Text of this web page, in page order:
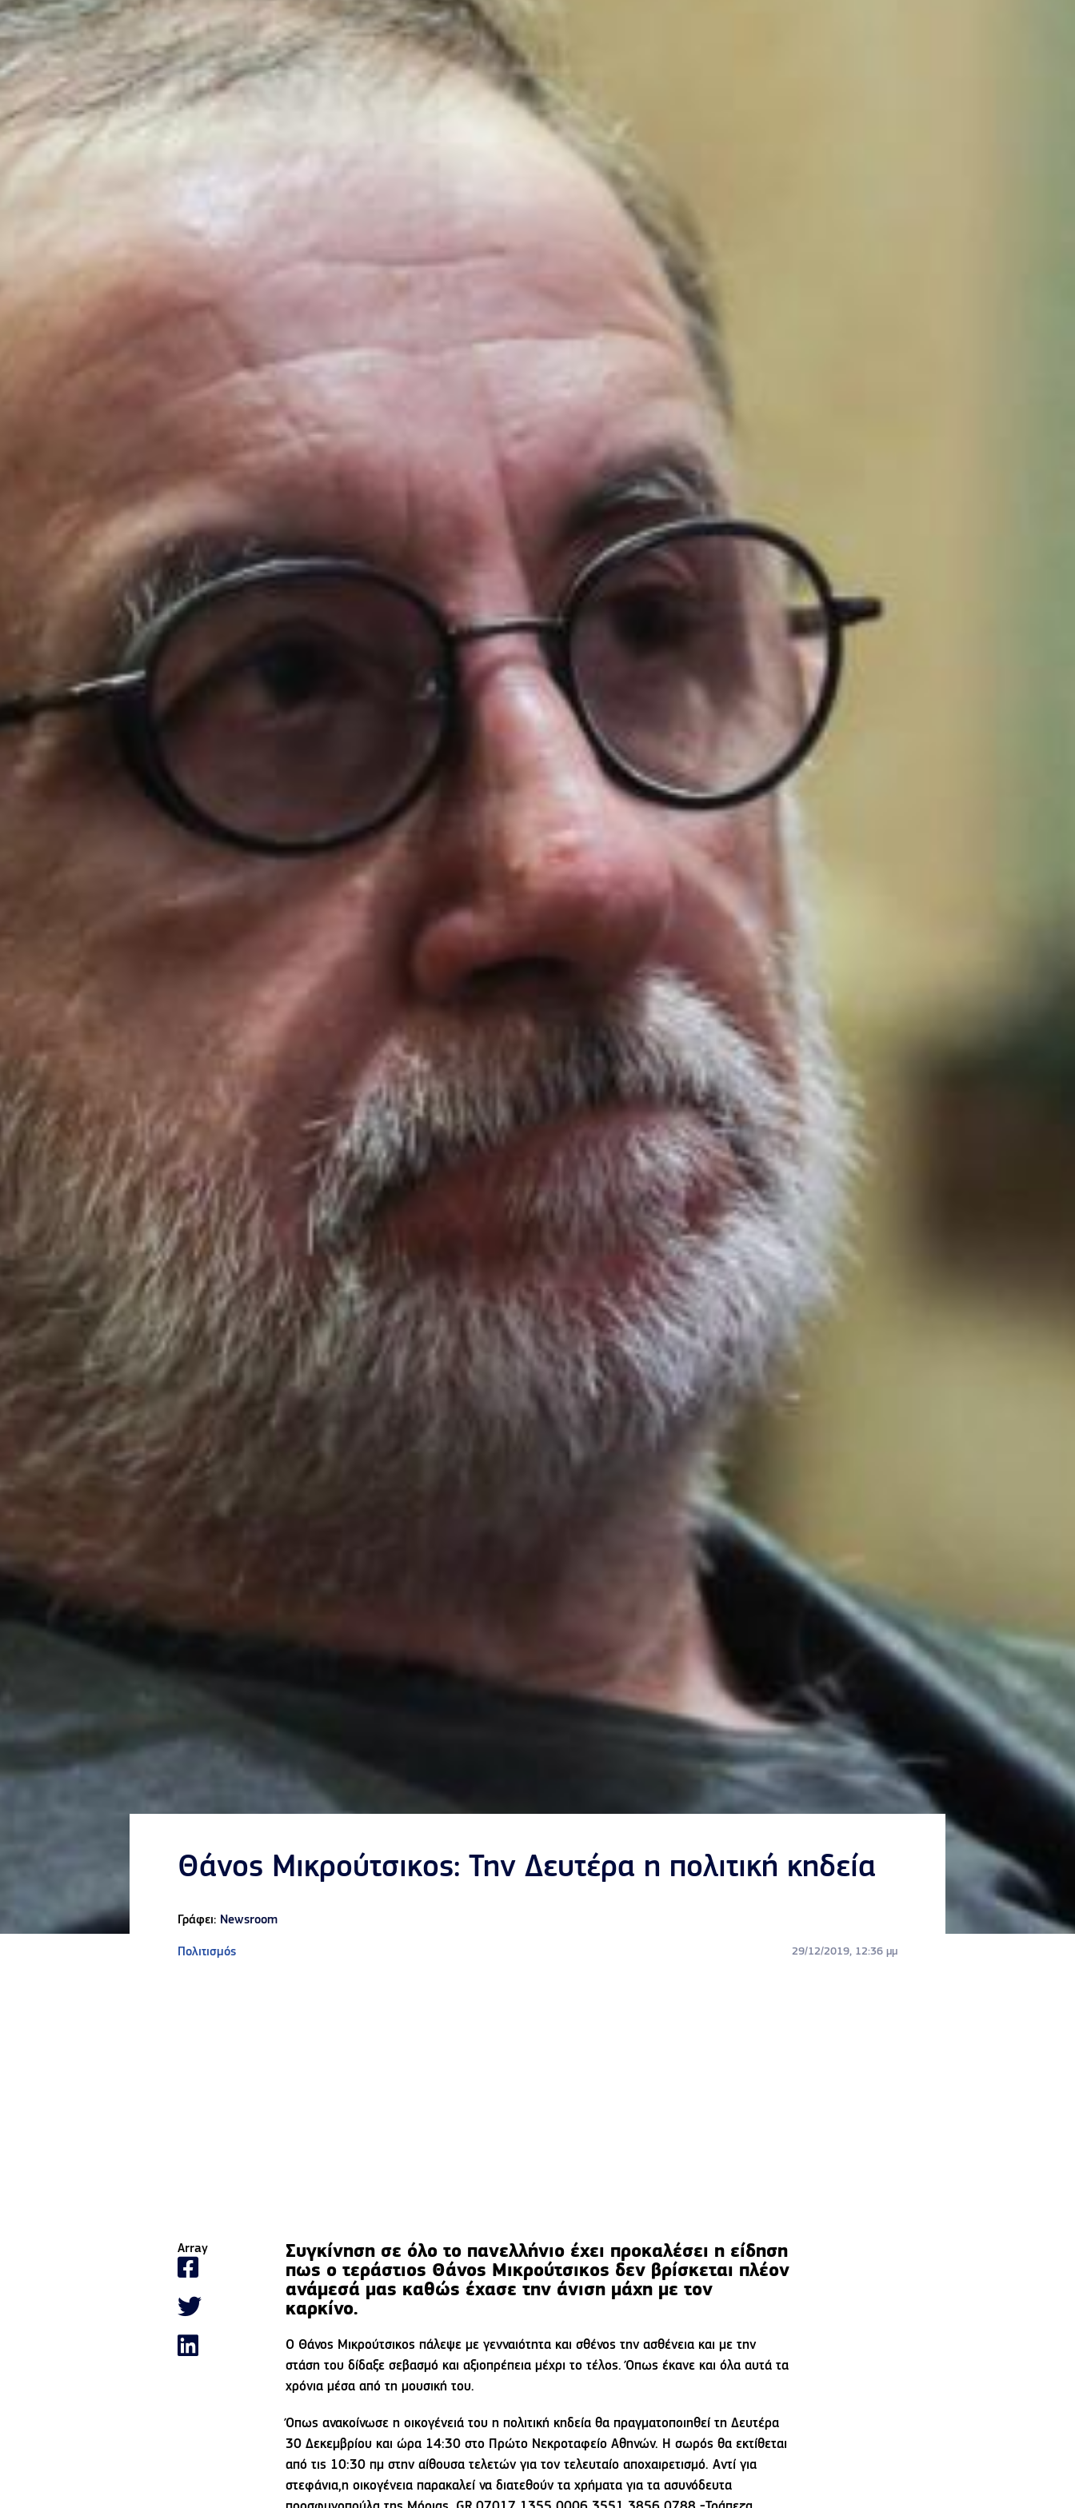
Θάνος Μικρούτσικος: Την Δευτέρα η πολιτική κηδεία
Γράφει: Newsroom
Πολιτισμός 29/12/2019, 12:36 μμ
Array
Συγκίνηση σε όλο το πανελλήνιο έχει προκαλέσει η είδηση
πως ο τεράστιος Θάνος Μικρούτσικος δεν βρίσκεται πλέον
ανάμεσά μας καθώς έχασε την άνιση μάχη με τον
καρκίνο.
Ο Θάνος Μικρούτσικος πάλεψε με γενναιότητα και σθένος την ασθένεια και με την
στάση του δίδαξε σεβασμό και αξιοπρέπεια μέχρι το τέλος. Όπως έκανε και όλα αυτά τα
χρόνια μέσα από τη μουσική του.
Όπως ανακοίνωσε η οικογένειά του η πολιτική κηδεία θα πραγματοποιηθεί τη Δευτέρα
30 Δεκεμβρίου και ώρα 14:30 στο Πρώτο Νεκροταφείο Αθηνών. Η σωρός θα εκτίθεται
από τις 10:30 πμ στην αίθουσα τελετών για τον τελευταίο αποχαιρετισμό. Αντί για
στεφάνια,η οικογένεια παρακαλεί να διατεθούν τα χρήματα για τα ασυνόδευτα